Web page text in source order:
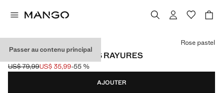
Passer au contenu principal
BERMUDA DROIT FINES RAYURES
Prix initial barré [US$ 79,99 ]
US$ 79,99
Prix actuel [US$ 35,99 ]
US$ 35,99-55 %
Choisissez une couleur
Rose pastel
AJOUTER